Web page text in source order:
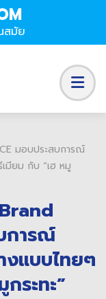
สมัย
มอบประสบการณ์
มียม กับ “เฮ หมู
การณ์
แบบไทยๆ
ระทะ”